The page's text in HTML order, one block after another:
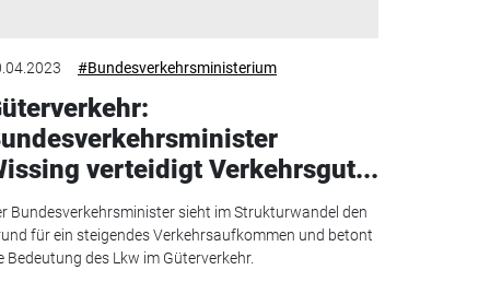
#Bundesverkehrsministerium
verteidigt Verkehrsgut...
Bundesverkehrsminister sieht im Strukturwandel den
für ein steigendes Verkehrsaufkommen und betont
Bedeutung des Lkw im Güterverkehr.